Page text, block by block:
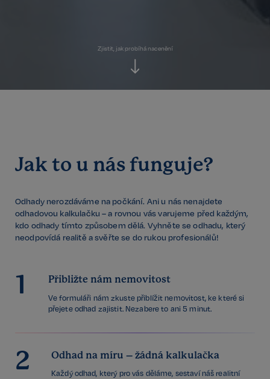
Zjistit, jak probíhá nacenění
Jak to u nás funguje?
Odhady nerozdáváme na počkání. Ani u nás nenajdete
odhadovou kalkulačku – a rovnou vás varujeme před každým,
kdo odhady tímto způsobem dělá. Vyhněte se odhadu, který
neodpovídá realitě a svěřte se do rukou profesionálů!
1 Přibližte nám nemovitost
Ve formuláři nám zkuste přiblížit nemovitost, ke které si
přejete odhad zajistit. Nezabere to ani 5 minut.
2 Odhad na míru – žádná kalkulačka
Každý odhad, který pro vás děláme, sestaví náš realitní